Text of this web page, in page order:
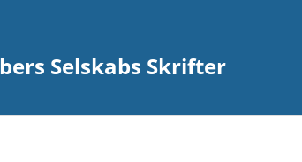
Selskabs Skrifter